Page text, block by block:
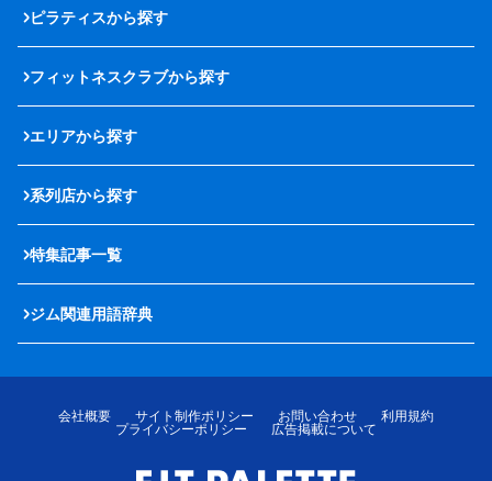
ピラティスから探す
フィットネスクラブから探す
エリアから探す
系列店から探す
特集記事一覧
ジム関連用語辞典
会社概要 サイト制作ポリシー お問い合わせ
利用規約
プライバシーポリシー
広告掲載について